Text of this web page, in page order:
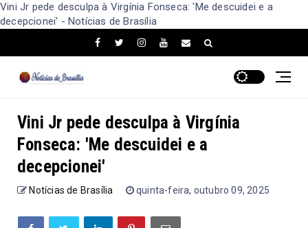
Vini Jr pede desculpa à Virgínia Fonseca: 'Me descuidei e a
decepcionei' - Notícias de Brasília
Vini Jr pede desculpa à Virgínia
Fonseca: 'Me descuidei e a
decepcionei'
Notícias de Brasília quinta-feira, outubro 09, 2025